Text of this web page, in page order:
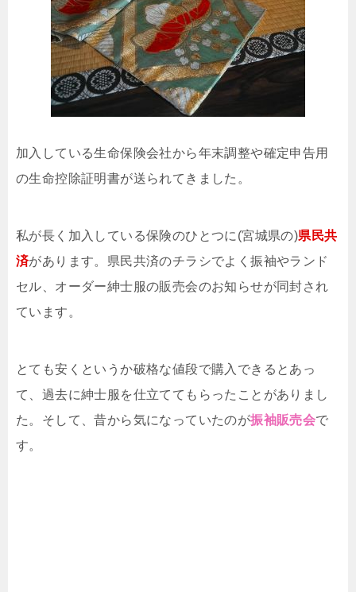
加入している生命保険会社から年末調整や確定申告用
の生命控除証明書が送られてきました。
私が長く加入している保険のひとつに(宮城県の)県民共
済があります。県民共済のチラシでよく振袖やランド
セル、オーダー紳士服の販売会のお知らせが同封され
ています。
とても安くというか破格な値段で購入できるとあっ
て、過去に紳士服を仕立ててもらったことがありまし
た。そして、昔から気になっていたのが振袖販売会で
す。